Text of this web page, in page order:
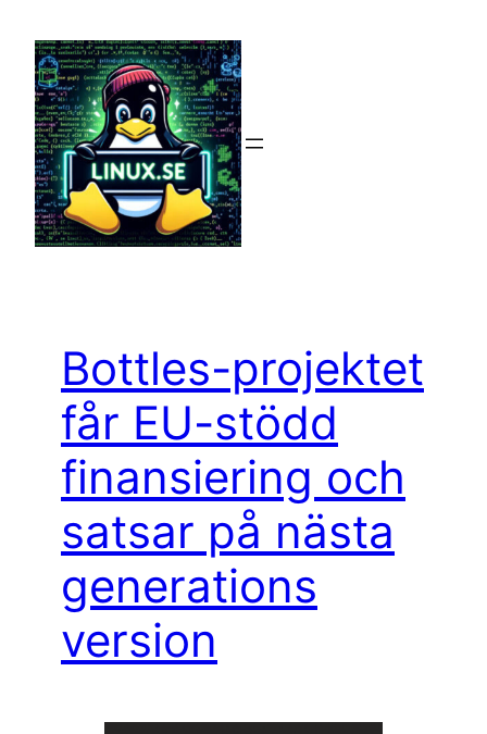
innehåll
Bottles-projektet
får EU-stödd
finansiering och
satsar på nästa
generations
version